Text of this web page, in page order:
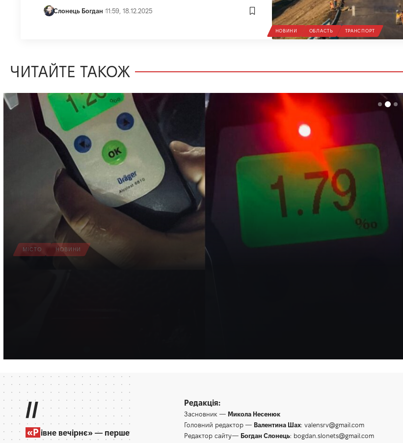
НОВИНИ ОБЛАСТЬ ТРАНСПОРТ
Слонець Богдан 11:59, 18.12.2025
ЧИТАЙТЕ ТАКОЖ
МІСТО НОВИНИ
//
«Р івне вечірнє» — перше
Редакція:
Засновник — Микола Несенюк
Головний редактор — Валентина Шах: valensrv@gmail.com
Редактор сайту— Богдан Слонець: bogdan.slonets@gmail.com